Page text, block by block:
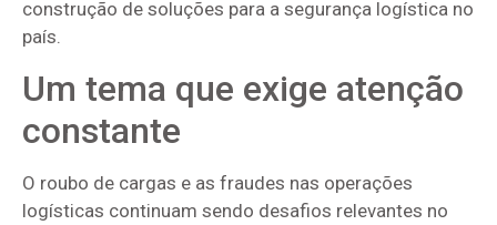
construção de soluções para a segurança logística no
país.
Um tema que exige atenção
constante
O roubo de cargas e as fraudes nas operações
logísticas continuam sendo desafios relevantes no